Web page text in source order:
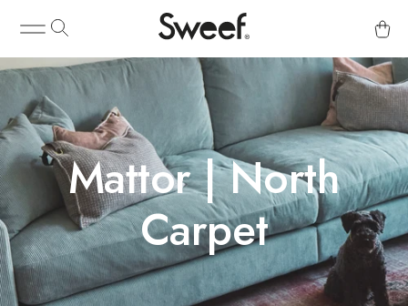
Mattor | North
Carpet